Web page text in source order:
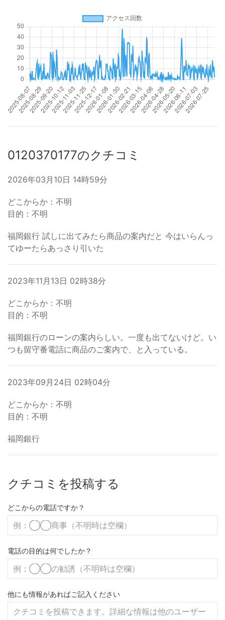
0120370177のクチコミ
2026年03月10日 14時59分
どこからか：不明
目的：不明
福岡銀行 試しに出てみたら商品の案内だと 今はいらんっ
てゆーたらあっさり引いた
2023年11月13日 02時38分
どこからか：不明
目的：不明
福岡銀行のローンの案内らしい。一度も出てないけど。い
つも留守番電話に商品のご案内で、と入っている。
2023年09月24日 02時04分
どこからか：不明
目的：不明
福岡銀行
クチコミを投稿する
どこからの電話ですか？
電話の目的は何でしたか？
他にも情報があればご記入ください